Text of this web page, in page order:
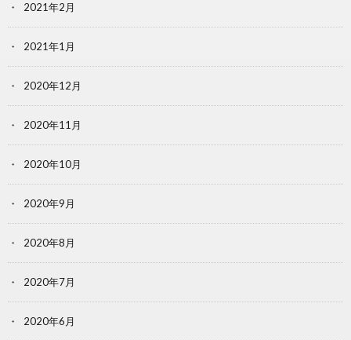
2021年2月
2021年1月
2020年12月
2020年11月
2020年10月
2020年9月
2020年8月
2020年7月
2020年6月